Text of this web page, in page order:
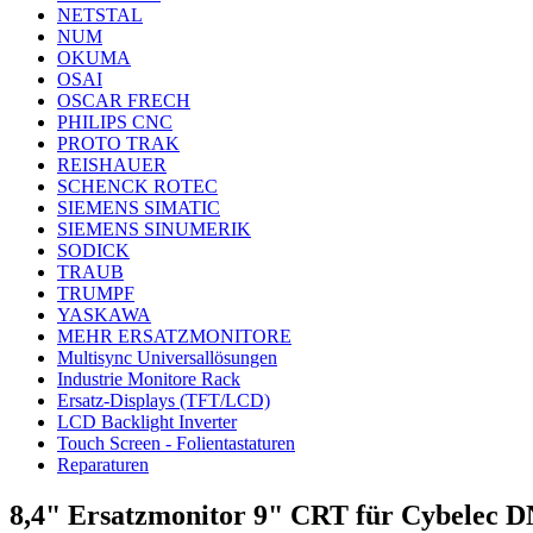
NETSTAL
NUM
OKUMA
OSAI
OSCAR FRECH
PHILIPS CNC
PROTO TRAK
REISHAUER
SCHENCK ROTEC
SIEMENS SIMATIC
SIEMENS SINUMERIK
SODICK
TRAUB
TRUMPF
YASKAWA
MEHR ERSATZMONITORE
Multisync Universallösungen
Industrie Monitore Rack
Ersatz-Displays (TFT/LCD)
LCD Backlight Inverter
Touch Screen - Folientastaturen
Reparaturen
8,4" Ersatzmonitor 9" CRT für Cybelec